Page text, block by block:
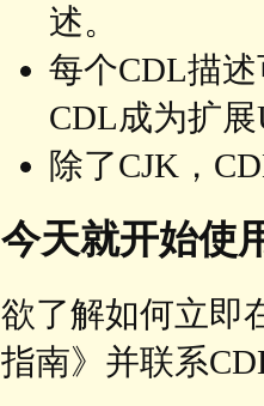
述。
每个CDL描
CDL成为扩
除了CJK，
今天就开始使
欲了解如何立即
指南》并联系